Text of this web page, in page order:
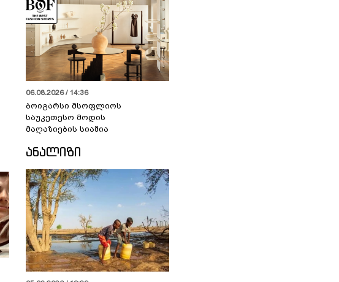
06.08.2026 / 14:36
ბოიგარსი მსოფლიოს
საუკეთესო მოდის
მაღაზიების სიაშია
ᲐᲜᲐᲚᲘᲖᲘ